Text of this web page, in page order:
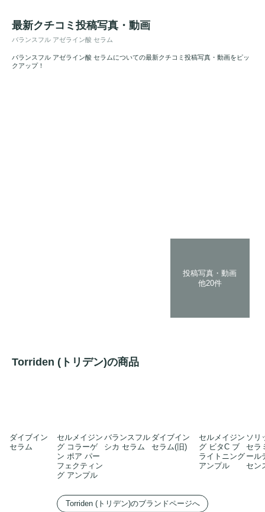
最新クチコミ投稿写真・動画
バランスフル アゼライン酸 セラム
バランスフル アゼライン酸 セラムについての最新クチコミ投稿写真・動画をピッ
クアップ！
投稿写真・動画
他20件
Torriden (トリデン)の商品
ダイブイン
セラム
セルメイジン
グ コラーゲ
ン ポア パー
フェクティン
グ アンプル
バランスフル
シカ セラム
ダイブイン
セラム(旧)
セルメイジン
グ ビタC ブ
ライトニング
アンプル
ソリ
セラ
ール
セン
Torriden (トリデン)のブランドページへ